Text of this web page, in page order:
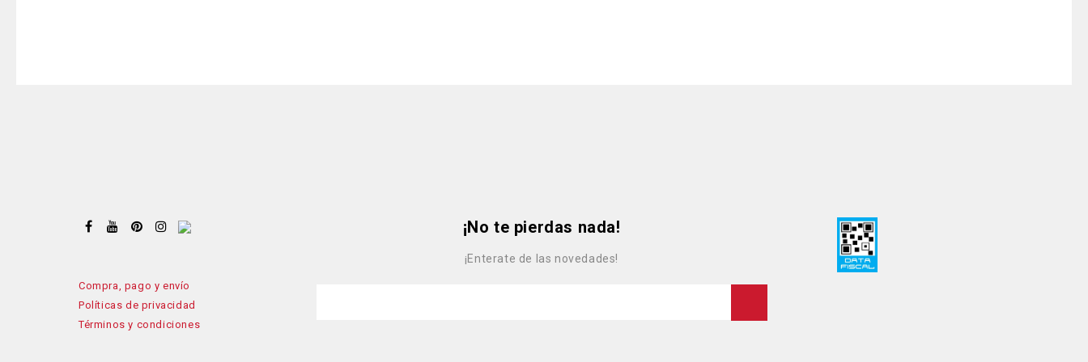
Compra, pago y envío
Políticas de privacidad
Términos y condiciones
¡No te pierdas nada!
¡Enterate de las novedades!